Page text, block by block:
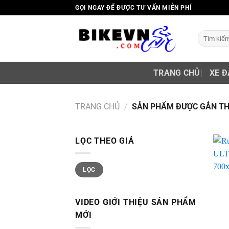
to
GỌI NGAY ĐỂ ĐƯỢC TƯ VẤN MIỄN PHÍ
Tìm
kiếm:
TRANG CHỦ XE
TRANG CHỦ / SẢN PHẨM ĐƯỢC GẮN
LỌC THEO GIÁ
Giá
thấp
nhất
Giá
cao
nhất
LỌC
VIDEO GIỚI THIỆU SẢN PHẨM
MỚI